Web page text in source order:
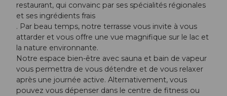
restaurant, qui convainc par ses spécialités régionales
et ses ingrédients frais
. Par beau temps, notre terrasse vous invite à vous
attarder et vous offre une vue magnifique sur le lac et
la nature environnante.
Notre espace bien-être avec sauna et bain de vapeur
vous permettra de vous détendre et de vous relaxer
après une journée active. Alternativement, vous
pouvez vous dépenser dans le centre de fitness ou